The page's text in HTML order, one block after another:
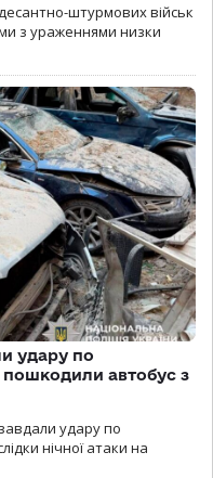
штурмових військ
з ураженнями низки
удару по
автобус з
удару по
нічної атаки на